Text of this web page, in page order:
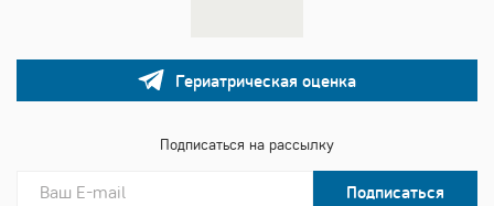
Гериатрическая оценка
Подписаться на рассылку
Подписаться